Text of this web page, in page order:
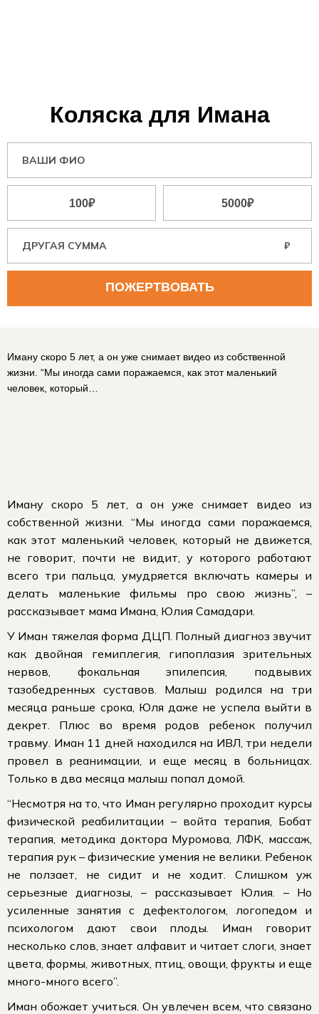
Коляска для Имана
100₽ 5000₽
₽
Иману скоро 5 лет, а он уже снимает видео из собственной
жизни. “Мы иногда сами поражаемся, как этот маленький
человек, который…
Иману скоро 5 лет, а он уже снимает видео из
собственной жизни. “Мы иногда сами поражаемся,
как этот маленький человек, который не движется,
не говорит, почти не видит, у которого работают
всего три пальца, умудряется включать камеры и
делать маленькие фильмы про свою жизнь”, –
рассказывает мама Имана, Юлия Самадари.
У Иман тяжелая форма ДЦП. Полный диагноз звучит
как двойная гемиплегия, гипоплазия зрительных
нервов, фокальная эпилепсия, подвывих
тазобедренных суставов. Малыш родился на три
месяца раньше срока, Юля даже не успела выйти в
декрет. Плюс во время родов ребенок получил
травму. Иман 11 дней находился на ИВЛ, три недели
провел в реанимации, и еще месяц в больницах.
Только в два месяца малыш попал домой.
“Несмотря на то, что Иман регулярно проходит курсы
физической реабилитации – войта терапия, Бобат
терапия, методика доктора Муромова, ЛФК, массаж,
терапия рук – физические умения не велики. Ребенок
не ползает, не сидит и не ходит. Слишком уж
серьезные диагнозы, – рассказывает Юлия. – Но
усиленные занятия с дефектологом, логопедом и
психологом дают свои плоды. Иман говорит
несколько слов, знает алфавит и читает слоги, знает
цвета, формы, животных, птиц, овощи, фрукты и еще
много-много всего”.
Иман обожает учиться. Он увлечен всем, что связано